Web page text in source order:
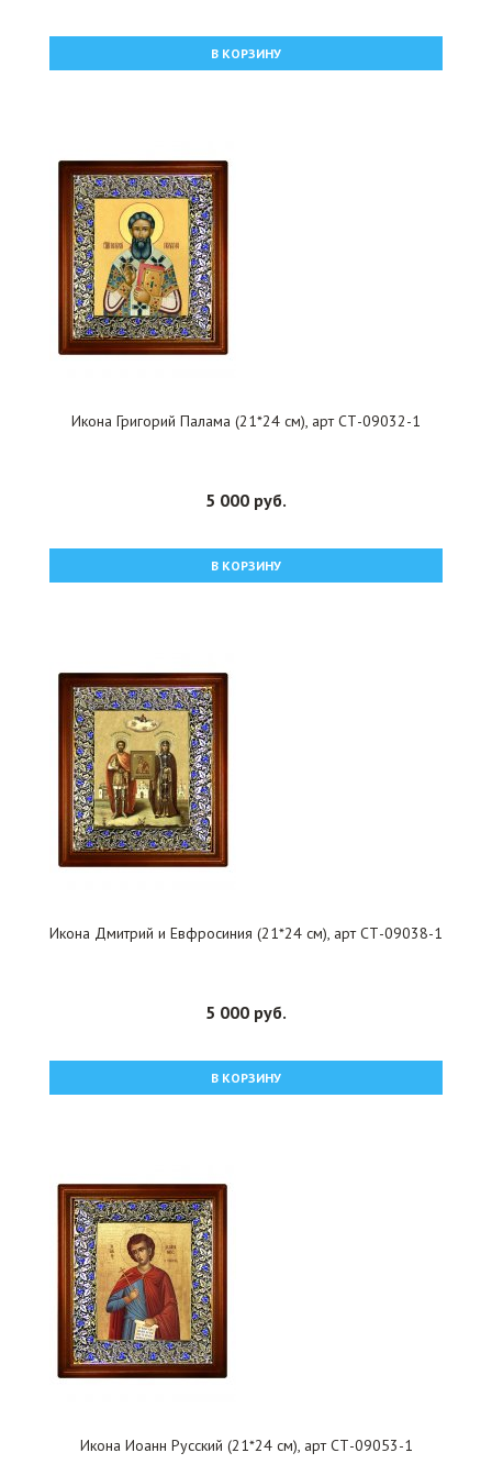
В КОРЗИНУ
Икона Григорий Палама (21*24 см), арт СТ-09032-1
5 000 руб.
В КОРЗИНУ
Икона Дмитрий и Евфросиния (21*24 см), арт СТ-09038-1
5 000 руб.
В КОРЗИНУ
Икона Иоанн Русский (21*24 см), арт СТ-09053-1